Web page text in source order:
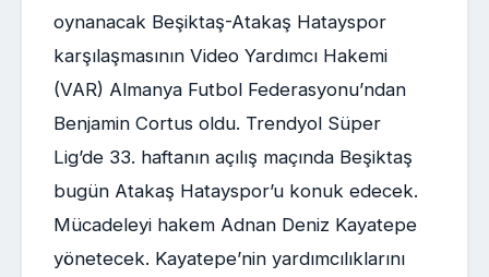
oynanacak Beşiktaş-Atakaş Hatayspor
karşılaşmasının Video Yardımcı Hakemi
(VAR) Almanya Futbol Federasyonu’ndan
Benjamin Cortus oldu. Trendyol Süper
Lig’de 33. haftanın açılış maçında Beşiktaş
bugün Atakaş Hatayspor’u konuk edecek.
Mücadeleyi hakem Adnan Deniz Kayatepe
yönetecek. Kayatepe’nin yardımcılıklarını